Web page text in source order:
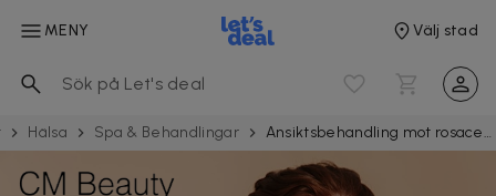
MENY Välj stad
Hälsa Spa & Behand­ling­ar Ansiktsbehandling mot rosacea och ytliga blodkärl